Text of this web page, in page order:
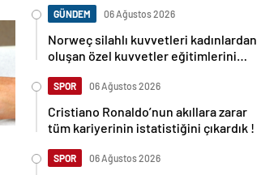
GÜNDEM 06 Ağustos 2026
Norweç silahlı kuvvetleri kadınlardan
oluşan özel kuvvetler eğitimlerini
SPOR 06 Ağustos 2026
Cristiano Ronaldo’nun akıllara zarar
tüm kariyerinin istatistiğini çıkardık !
SPOR 06 Ağustos 2026